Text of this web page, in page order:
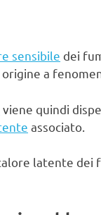
sensibile dei
a
viene quindi
associato.
latente dei